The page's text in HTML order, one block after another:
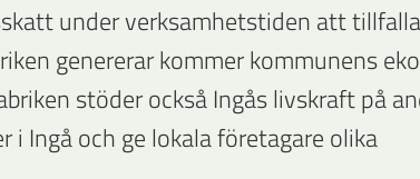
under verksamhetstiden att
genererar kommer kommunens
stöder också Ingås livskraft på
Ingå och ge lokala företagare olika